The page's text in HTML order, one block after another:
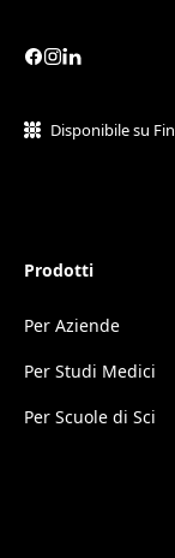
Disponibile su Fin
Prodotti
Per Aziende
Per Studi Medici
Per Scuole di Sci